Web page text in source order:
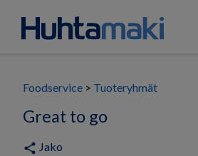
Foodservice Tuoteryhmät
Great to go
share Jako